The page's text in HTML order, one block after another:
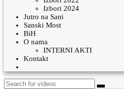
Izbori 2024
Jutro na Sani
Sanski Most
BiH
O nama
INTERNI AKTI
Kontakt